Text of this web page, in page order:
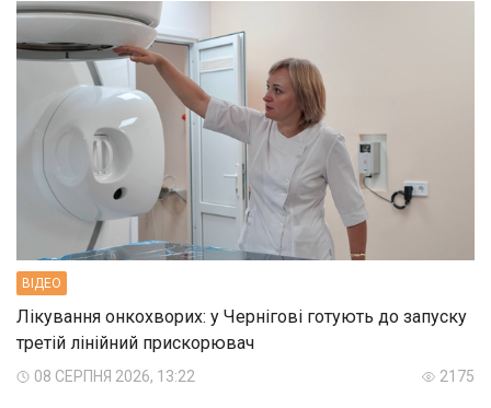
ВIДЕО
Лікування онкохворих: у Чернігові готують до запуску
третій лінійний прискорювач
08 СЕРПНЯ 2026, 13:22 2175